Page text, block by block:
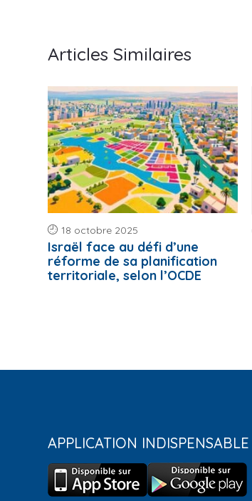
Articles Similaires
18 octobre 2025
Israël face au défi d’une
réforme de sa planification
territoriale, selon l’OCDE
APPLICATION INDISPENSABLE